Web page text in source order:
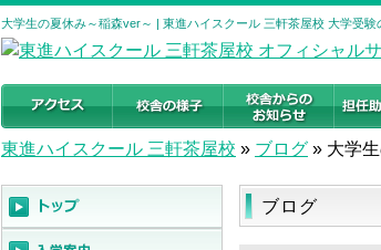
大学生の夏休み～稲森ver～ | 東進ハイスクール 三軒茶屋校 大学受験
東進ハイスクール 三軒茶屋校 » ブログ » 大学
ブログ